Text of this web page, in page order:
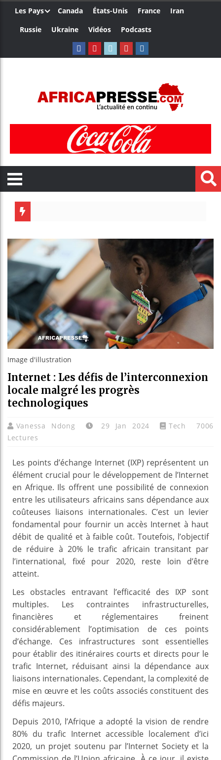
Les Pays Canada États-Unis France
Iran
Russie
Ukraine Vidéos Podcasts
Bénin :
Image d'illustration
Internet : Les défis de l’interconnexion
locale malgré les progrès
technologiques
Vanessa Ndong 29 Jan 2024 Tech
7006
Lectures
Les points d’échange Internet (IXP) représentent un
élément crucial pour le développement de l’Internet
en Afrique. Ils offrent une possibilité de connexion
entre les utilisateurs africains sans dépendance aux
coûteuses liaisons internationales. C’est un levier
fondamental pour fournir un accès Internet à haut
débit de qualité et à faible coût. Toutefois, l’objectif
de réduire à 20% le trafic africain transitant par
l’international, fixé pour 2020, reste loin d’être
atteint.
Les obstacles entravant l’efficacité des IXP sont
multiples. Les contraintes infrastructurelles,
financières et réglementaires freinent
considérablement l’optimisation de ces points
d’échange. Ces infrastructures sont essentielles
pour établir des itinéraires courts et directs pour le
trafic Internet, réduisant ainsi la dépendance aux
liaisons internationales. Cependant, la complexité de
mise en œuvre et les coûts associés constituent des
défis majeurs.
Depuis 2010, l’Afrique a adopté la vision de rendre
80% du trafic Internet accessible localement d’ici
2020, un projet soutenu par l’Internet Society et la